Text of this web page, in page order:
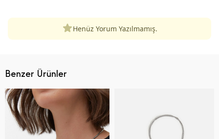
Henüz Yorum Yazılmamış.
Benzer Ürünler